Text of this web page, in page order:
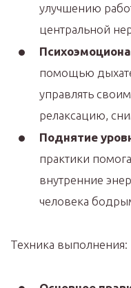
улучшению
центральной
помощью
управлять
релаксацию,
Поднятие
практики
внутренние
человека
Техника выполнения: